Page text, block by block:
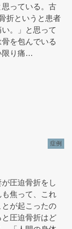
っている。古
折というと患者
。」と思って
を包んでいる
限り痛…
症例
圧迫骨折をし
焦って、これ
が起こったの
圧迫骨折はど